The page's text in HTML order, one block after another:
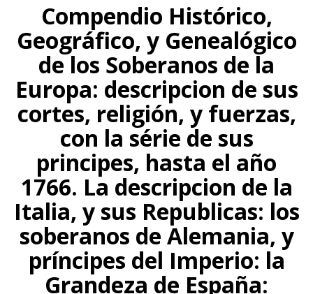
Compendio Histórico,
Geográfico, y Genealógico
de los Soberanos de la
Europa: descripcion de sus
cortes, religión, y fuerzas,
con la série de sus
principes, hasta el año
1766. La descripcion de la
Italia, y sus Republicas: los
soberanos de Alemania, y
príncipes del Imperio: la
Grandeza de España: